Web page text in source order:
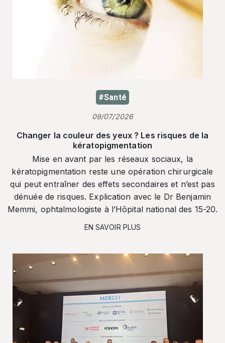
#Santé
09/07/2026
Changer la couleur des yeux ? Les risques de la
kératopigmentation
Mise en avant par les réseaux sociaux, la
kératopigmentation reste une opération chirurgicale
qui peut entraîner des effets secondaires et n’est pas
dénuée de risques. Explication avec le Dr Benjamin
Memmi, ophtalmologiste à l’Hôpital national des 15-20.
EN SAVOIR PLUS